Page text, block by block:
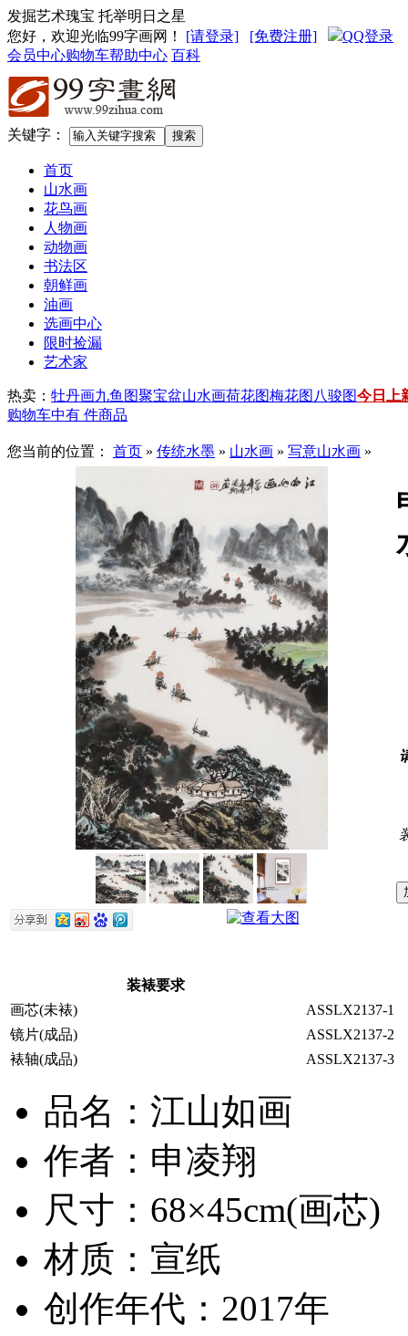
发掘艺术瑰宝 托举明日之星
您好，欢迎光临99字画网 ！ [请登录] [免费注册]
QQ登录
会员中心购物车帮助中心 百科
关键字：
首页
山水画
花鸟画
人物画
动物画
书法区
朝鲜画
油画
选画中心
限时捡漏
艺术家
热卖： 牡丹画九鱼图聚宝盆山水画荷花图梅花图 八骏图今日上
购物车中有 件商品
您当前的位置： 首页 » 传统水墨 » 山水画 » 写意山水画 »
装裱要求
画芯(未裱)
ASSLX2137-1
镜片(成品)
ASSLX2137-2
裱轴(成品)
ASSLX2137-3
品名：江山如画
作者：申凌翔
尺寸：68×45cm(画芯)
材质：宣纸
创作年代：2017年